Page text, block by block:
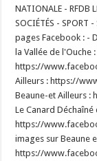
NATIONALE - RFDB
SOCIÉTÉS - SPORT
pages Facebook : -
la Vallée de l'Ouche :
https://
Ailleurs : https://
Beaune-et Ailleurs :
Le Canard Déchaîné
https://
images sur Beaune
https://